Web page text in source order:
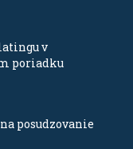
v
poriadku
posudzovanie